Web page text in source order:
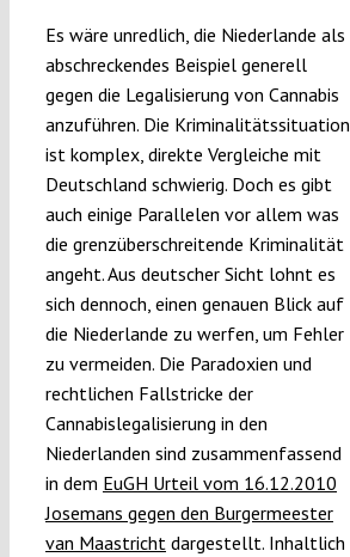
Es wäre unredlich, die Niederlande als
abschreckendes Beispiel generell
gegen die Legalisierung von Cannabis
anzuführen. Die Kriminalitätssituation
ist komplex, direkte Vergleiche mit
Deutschland schwierig. Doch es gibt
auch einige Parallelen vor allem was
die grenzüberschreitende Kriminalität
angeht. Aus deutscher Sicht lohnt es
sich dennoch, einen genauen Blick auf
die Niederlande zu werfen, um Fehler
zu vermeiden. Die Paradoxien und
rechtlichen Fallstricke der
Cannabislegalisierung in den
Niederlanden sind zusammenfassend
in dem EuGH Urteil vom 16.12.2010
Josemans gegen den Burgermeester
van Maastricht dargestellt. Inhaltlich